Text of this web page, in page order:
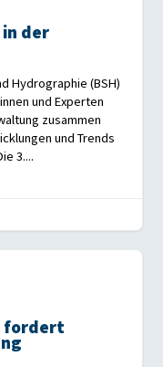
der
Hydrographie (BSH)
und Experten
zusammen
und Trends
3....
fordert